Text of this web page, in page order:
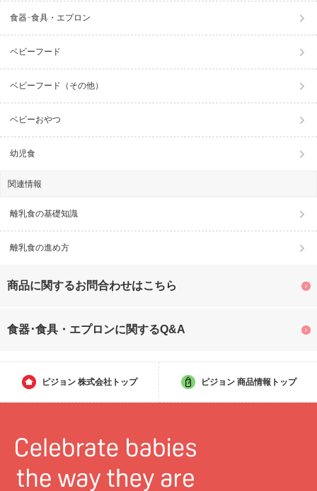
食器･食具・エプロン
ベビーフード
ベビーフード（その他）
ベビーおやつ
幼児食
関連情報
離乳食の基礎知識
離乳食の進め方
商品に関するお問合わせはこちら
食器･食具・エプロンに関するQ&A
ピジョン 株式会社トップ ピジョン 商品情報トップ